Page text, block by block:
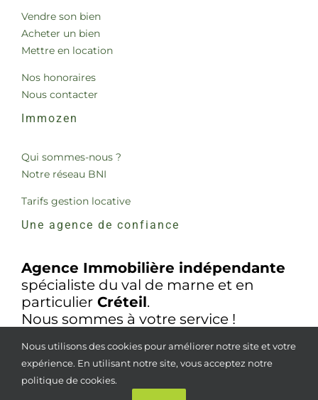
Vendre son bien
Acheter un bien
Mettre en location
Nos honoraires
Nous contacter
Immozen
Qui sommes-nous ?
Notre réseau BNI
Tarifs gestion locative
Une agence de confiance
Agence Immobilière indépendante
spécialiste du val de marne et en
particulierCréteil.
Nous sommes à votre service !
2026 | Mentions légales
Nous utilisons des cookies pour améliorer notre site et votre
expérience. En utilisant notre site, vous acceptez notre
politique de cookies.